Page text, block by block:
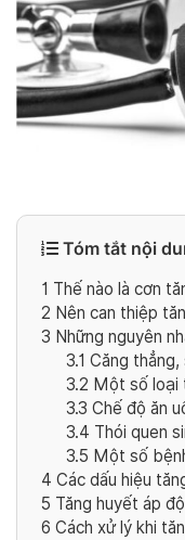
Tóm tắt nội
1 Thế nào là cơn
2 Nên can thiệp
3 Những nguyên
3.1 Căng
3.2 Một số loại
3.3 Chế độ ăn
3.4 Thói quen
3.5 Một số
4 Các dấu hiệu
5 Tăng huyết áp
6 Cách xử lý khi